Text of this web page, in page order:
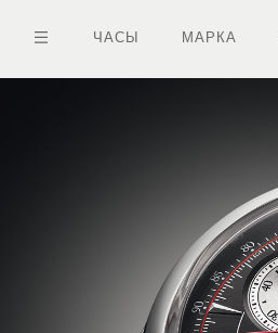
ЧАСЫ МАРКА